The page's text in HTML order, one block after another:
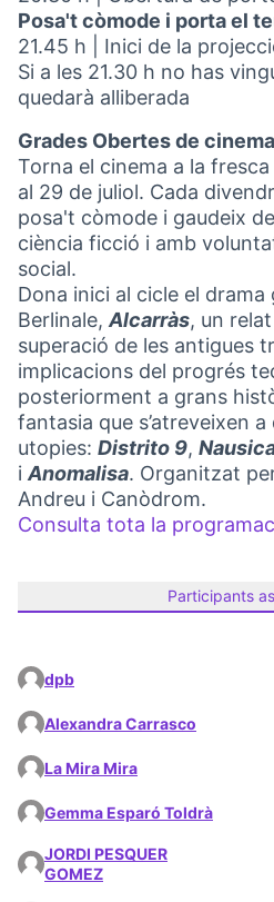
Posa't còmode i porta el
21.45 h | Inici de la
Si a les 21.30 h no has
quedarà alliberada
Grades Obertes de cinema
Torna el cinema a la
al 29 de juliol. Cada
posa't còmode i gaudeix
ciència ficció i amb
social.
Dona inici al cicle el drama
Berlinale,Alcarràs, un
superació de les antigues
implicacions del progrés
posteriorment a grans
fantasia que s’atreveixen
utopies: Distrito 9,
iAnomalisa. Organitzat
Andreu i Canòdrom.
Consulta tota la
Participants
dpb
Alexandra Carrasco
La Mira Mira
Gemma Esparó Toldrà
JORDI PESQUER
GOMEZ